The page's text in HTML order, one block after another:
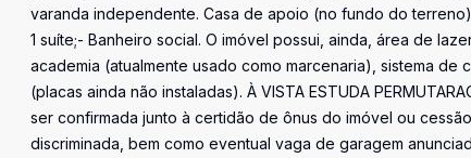
varanda independente. Casa de apoio (no fundo do
1 suíte;- Banheiro social. O imóvel possui, ainda, área de
academia (atualmente usado como marcenaria), sistema
(placas ainda não instaladas). À VISTA ESTUDA
ser confirmada junto à certidão de ônus do imóvel ou
discriminada, bem como eventual vaga de garagem